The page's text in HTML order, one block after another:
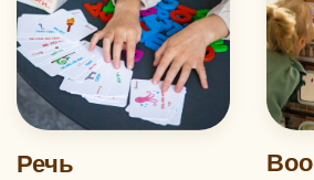
Ваш телефон
+7